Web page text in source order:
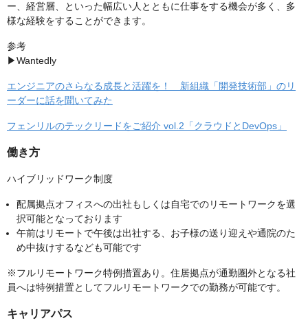
ー、経営層、といった幅広い人とともに仕事をする機会が多く、多
様な経験をすることができます。
参考
▶︎Wantedly
エンジニアのさらなる成長と活躍を！ 新組織「開発技術部」のリ
ーダーに話を聞いてみた
フェンリルのテックリードをご紹介 vol.2「クラウドとDevOps」
働き方
ハイブリッドワーク制度
配属拠点オフィスへの出社もしくは自宅でのリモートワークを選
択可能となっております
午前はリモートで午後は出社する、お子様の送り迎えや通院のた
め中抜けするなども可能です
※フルリモートワーク特例措置あり。住居拠点が通勤圏外となる社
員へは特例措置としてフルリモートワークでの勤務が可能です。
キャリアパス